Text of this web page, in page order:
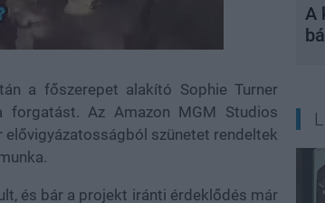
a főszerepet alakító Sophie Turner
forgatást. Az Amazon MGM Studios
elővigyázatosságból szünetet rendeltek
és bár a projekt iránti érdeklődés már
A